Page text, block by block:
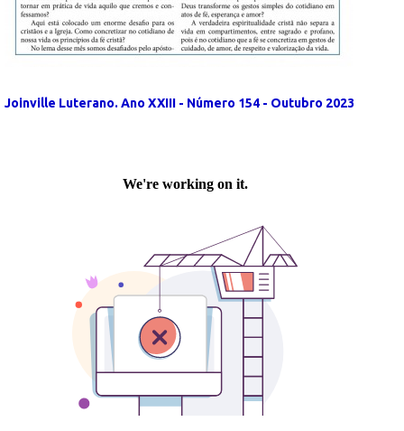
Joinville Luterano. Ano XXIII - Número 154 - Outubro 2023